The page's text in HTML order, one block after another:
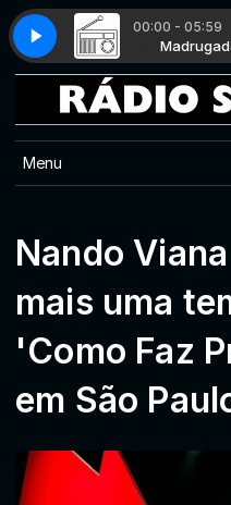
00:00 - 05:59
com Rufino T Madrugada
- Funk (Até o Caroço)B Negão
Menu
Nando
mais uma
'Como Faz
em São